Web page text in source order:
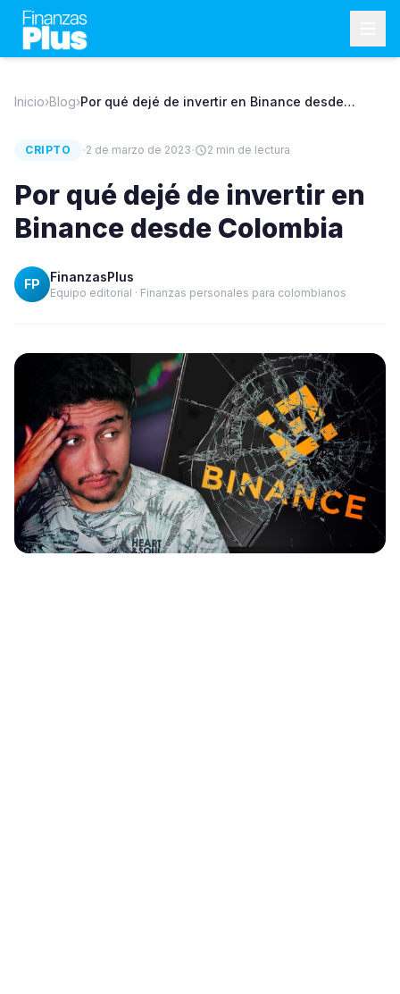
Inicio›Blog›Por qué dejé de invertir en Binance desde
CRIPTO ·2 de marzo de 2023· 2 min de lectura
Por qué dejé de invertir en
Binance desde Colombia
FP FinanzasPlus
Equipo editorial · Finanzas personales para colombianos